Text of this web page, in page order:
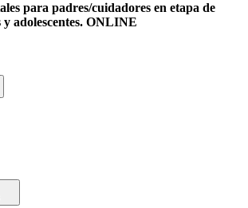
para padres/cuidadores en etapa de
y adolescentes. ONLINE